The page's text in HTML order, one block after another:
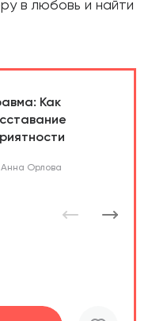
в любовь и найти
Как
Анна Орлова